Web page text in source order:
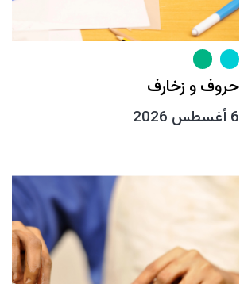
حروف و زخارف
6 أغسطس 2026